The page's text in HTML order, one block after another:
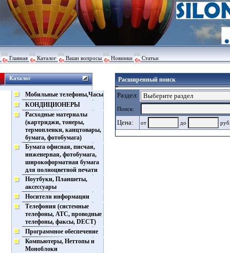
Главная Каталог Ваши вопросы Новинки Статьи
Каталог
Мобильные телефоны,Часы
КОНДИЦИОНЕРЫ
Расходные материалы
(картриджи, тонеры,
термопленки, канцтовары,
бумага, фотобумага)
Бумага офисная, писчая,
инженерная, фотобумага,
широкоформатная бумага
для полноцветной печати
Ноутбуки, Планшеты,
аксессуары
Носители информации
Телефония (системные
телефоны, АТС, проводные
телефоны, факсы, DECT)
Программное обеспечение
Компьютеры, Неттопы и
Моноблоки
Расширенный поиск
Раздел:
Поиск:
Цена: от до